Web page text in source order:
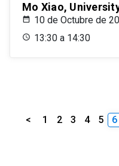
Mo Xiao,
10 de Octubre de
13:30 a 14:30
< 1 2 3 4 5 6